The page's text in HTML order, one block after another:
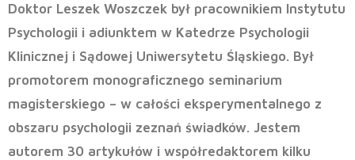
Doktor Leszek Woszczek był pracownikiem Instytutu
Psychologii i adiunktem w Katedrze Psychologii
Klinicznej i Sądowej Uniwersytetu Śląskiego. Był
promotorem monograficznego seminarium
magisterskiego – w całości eksperymentalnego z
obszaru psychologii zeznań świadków. Jestem
autorem 30 artykułów i współredaktorem kilku